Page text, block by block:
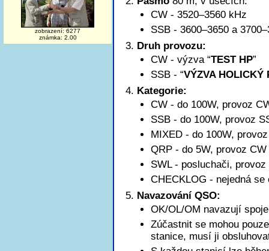
zobrazení: 6277
známka: 2.00
CW - 3520–3560 kHz
SSB - 3600–3650 a
Druh provozu:
CW - výzva “TEST HP”
SSB - “VÝZVA HOLICKÝ
Kategorie:
CW - do 100W, provoz
SSB - do 100W, provoz
MIXED - do 100W,
QRP - do 5W, provoz
SWL - posluchači,
CHECKLOG - nejedná
Navazování QSO:
OK/OL/OM navazují
Zúčastnit se mohou
stanice, musí ji